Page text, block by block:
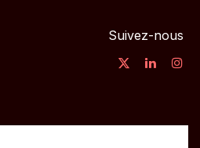
Suivez-nous